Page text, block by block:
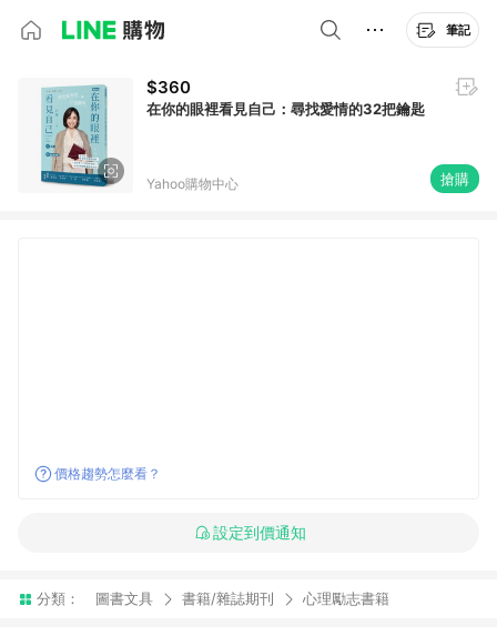
筆記
$360
在你的眼裡看見自己：尋找愛情的32把鑰匙
Yahoo購物中心 搶購
價格趨勢怎麼看？
設定到價通知
分類： 圖書文具 書籍/雜誌期刊 心理勵志書籍